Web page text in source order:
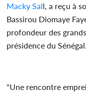
Macky Sall, a reçu à
Bassirou Diomaye
profondeur des
présidence du Sénégal.
"Une rencontre